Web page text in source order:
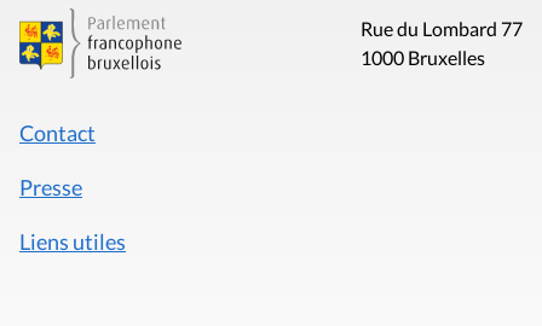
Rue du Lombard 77
1000 Bruxelles
Contact
Presse
Liens utiles